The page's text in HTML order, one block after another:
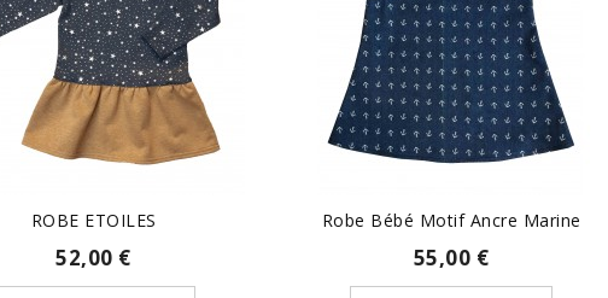
ROBE ETOILES
52,00 €
Robe Bébé Motif Ancre Marine
55,00 €